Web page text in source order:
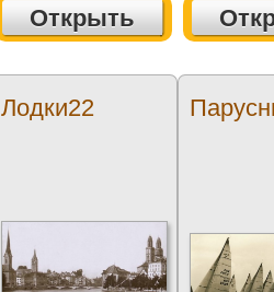
Открыть
Лодки22